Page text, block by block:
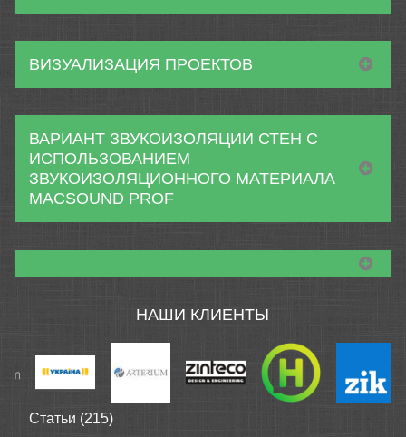
ВИЗУАЛИЗАЦИЯ ПРОЕКТОВ
ВАРИАНТ ЗВУКОИЗОЛЯЦИИ СТЕН С
ИСПОЛЬЗОВАНИЕМ
ЗВУКОИЗОЛЯЦИОННОГО МАТЕРИАЛА
MACSOUND PROF
НАШИ КЛИЕНТЫ
Статьи (215)